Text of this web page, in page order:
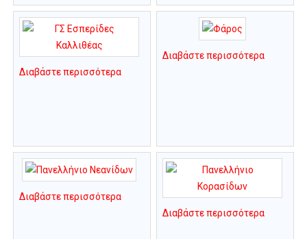
Διαβάστε περισσότερα
Διαβάστε περισσότερα
Διαβάστε περισσότερα
Διαβάστε περισσότερα